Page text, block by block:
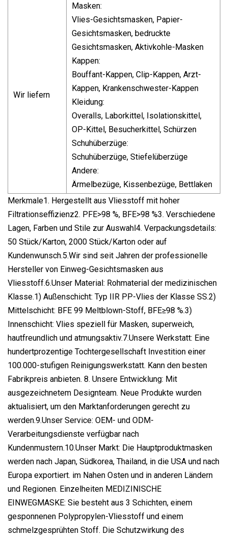
Wir liefern
Masken:
Vlies-Gesichtsmasken, Papier-
Gesichtsmasken, bedruckte
Gesichtsmasken, Aktivkohle-Masken
Kappen:
Bouffant-Kappen, Clip-Kappen, Arzt-
Kappen, Krankenschwester-Kappen
Kleidung:
Overalls, Laborkittel, Isolationskittel,
OP-Kittel, Besucherkittel, Schürzen
Schuhüberzüge:
Schuhüberzüge, Stiefelüberzüge
Andere:
Ärmelbezüge, Kissenbezüge, Bettlaken
Merkmale1. Hergestellt aus Vliesstoff mit hoher
Filtrationseffizienz2. PFE>98 %, BFE>98 %3. Verschiedene
Lagen, Farben und Stile zur Auswahl4. Verpackungsdetails:
50 Stück/Karton, 2000 Stück/Karton oder auf
Kundenwunsch.5.Wir sind seit Jahren der professionelle
Hersteller von Einweg-Gesichtsmasken aus
Vliesstoff.6.Unser Material: Rohmaterial der medizinischen
Klasse.1) Außenschicht: Typ IIR PP-Vlies der Klasse SS.2)
Mittelschicht: BFE 99 Meltblown-Stoff, BFE≥98 %.3)
Innenschicht: Vlies speziell für Masken, superweich,
hautfreundlich und atmungsaktiv.7.Unsere Werkstatt: Eine
hundertprozentige Tochtergesellschaft Investition einer
100.000-stufigen Reinigungswerkstatt. Kann den besten
Fabrikpreis anbieten. 8. Unsere Entwicklung: Mit
ausgezeichnetem Designteam. Neue Produkte wurden
aktualisiert, um den Marktanforderungen gerecht zu
werden.9.Unser Service: OEM- und ODM-
Verarbeitungsdienste verfügbar nach
Kundenmustern.10.Unser Markt: Die Hauptproduktmasken
werden nach Japan, Südkorea, Thailand, in die USA und nach
Europa exportiert. im Nahen Osten und in anderen Ländern
und Regionen. Einzelheiten MEDIZINISCHE
EINWEGMASKE: Sie besteht aus 3 Schichten, einem
gesponnenen Polypropylen-Vliesstoff und einem
schmelzgesprühten Stoff. Die Schutzwirkung des